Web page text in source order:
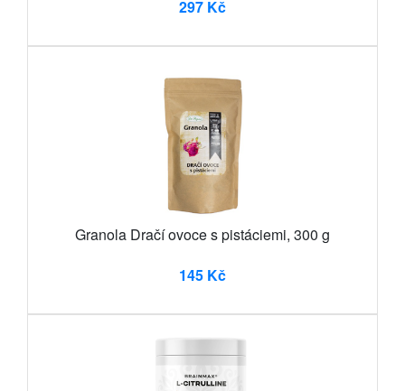
297 Kč
Granola Dračí ovoce s pistáciemi, 300 g
145 Kč